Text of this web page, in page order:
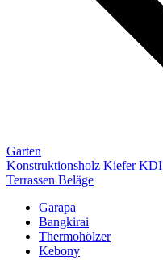
Garten
Konstruktionsholz Kiefer KDI
Terrassen Beläge
Garapa
Bangkirai
Thermohölzer
Kebony